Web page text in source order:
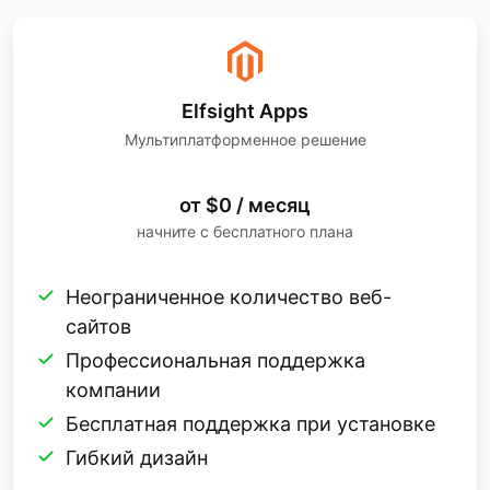
Elfsight Apps
Мультиплатформенное решение
от $0 / месяц
начните с бесплатного плана
Неограниченное количество веб-
сайтов
Профессиональная поддержка
компании
Бесплатная поддержка при установке
Гибкий дизайн